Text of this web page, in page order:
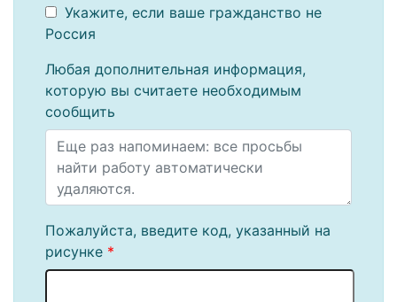
Укажите, если ваше гражданство не
Россия
Любая дополнительная информация,
которую вы считаете необходимым
сообщить
Пожалуйста, введите код, указанный на
рисунке *